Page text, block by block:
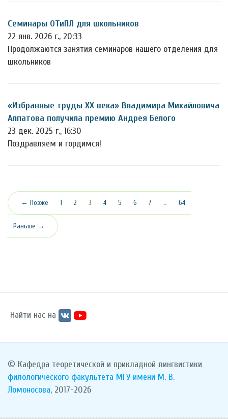
Семинары ОТиПЛ для школьников
22 янв. 2026 г., 20:33
Продолжаются занятия семинаров нашего отделения для
школьников
«Избранные труды ХХ века» Владимира Михайловича
Алпатова получила премию Андрея Белого
23 дек. 2025 г., 16:30
Поздравляем и гордимся!
← Позже 1 2 3 (текущая)
4 5 6 7 … 64
Раньше →
Найти нас на
© Кафедра теоретической и прикладной лингвистики
филологического факультета МГУ имени М. В.
Ломоносова, 2017-2026